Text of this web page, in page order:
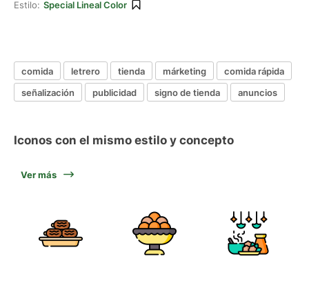
Estilo: Special Lineal Color
comida letrero tienda márketing
comida rápida
señalización
publicidad signo de tienda anuncios
Iconos con el mismo estilo y concepto
Ver más